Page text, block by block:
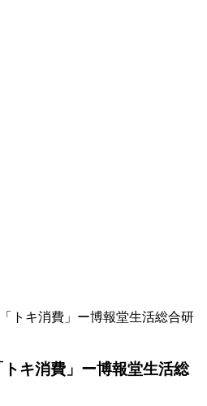
トキ消費」ー博報堂生活総合研
トキ消費」ー博報堂生活総